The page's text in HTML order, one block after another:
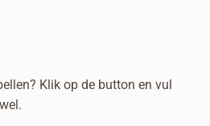
Klik op de button en vul